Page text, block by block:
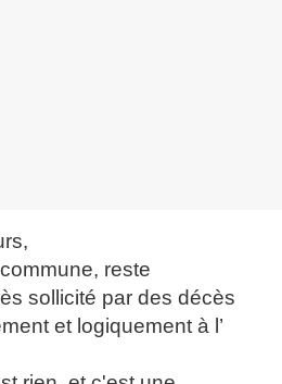
reste
sollicité par des décès
et logiquement à l’